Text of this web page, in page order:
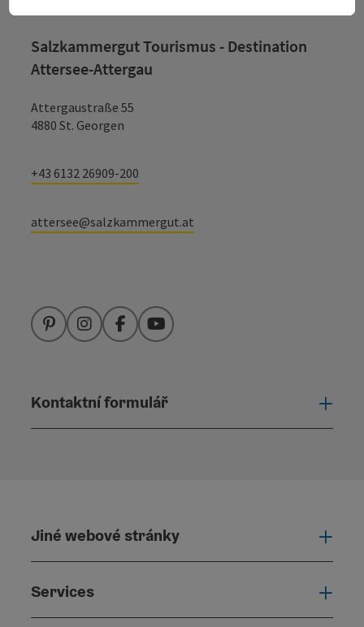
Salzkammergut Tourismus - Destination
Attersee-Attergau
Attergaustraße 55
4880 St. Georgen
+43 6132 26909-200
attersee@salzkammergut.at
PinterestInstagramFacebookYouTube
Kontaktní formulář
Jiné webové stránky
Services